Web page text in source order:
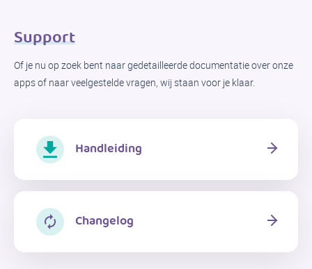
Support
Of je nu op zoek bent naar gedetailleerde documentatie over onze
apps of naar veelgestelde vragen, wij staan ​​voor je klaar.
Handleiding
Changelog